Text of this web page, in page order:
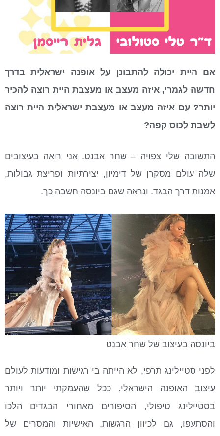
אם היית יכולה להתבונן על אופנה ישראלית בדרך
חדשה לגמרי, איזה מעצב או מעצבת היית רוצה להכיר
יותר? עם איזה מעצב או מעצבת ישראלית היית רוצה
לשבת לכוס קפה?
התשובה שלי צפויה – שחר אבנט. אני רואה בעיצובים
שלה עולם מסקרן של דימיון, יצירתיות ופריצת גבולות,
אמנות דרך הבגד. ונראה שגם ביונסה חשבה כך.
ביונסה בעיצוב של שחר אבנט
לפני סטיילינג תרפי, לא הייתה בי רגישות ומודעות לעולם
עיצוב האופנה הישראלי. ככל שהעמקתי יותר ויותר
בסטיילינג טיפולי, הסיפורים מאחורי הבגדים הלכו
והסתעפו, גם לכיוון הרגשות, האישיות והמסרים של